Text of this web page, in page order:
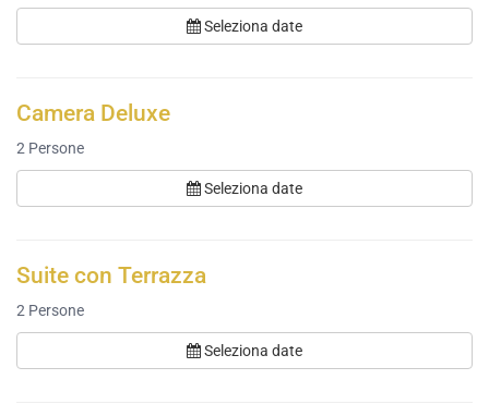
Seleziona date
Camera Deluxe
2 Persone
Seleziona date
Suite con Terrazza
2 Persone
Seleziona date